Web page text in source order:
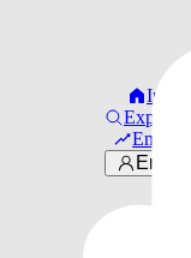
Início
Explorar
Em alta
Entrar